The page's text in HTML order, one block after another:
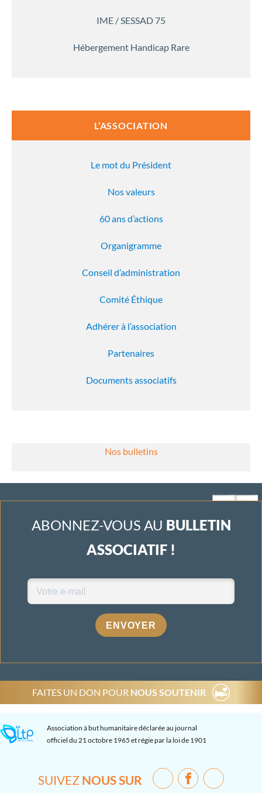
IME / SESSAD 75
Hébergement Handicap Rare
L’ASSOCIATION
Le mot du Président
Nos valeurs
60 ans d’actions
Organigramme
Conseil d’administration
Comité Éthique
Adhérer à l’association
Partenaires
Documents associatifs
Nos bulletins
ABONNEZ-VOUS AU BULLETIN
ASSOCIATIF !
ENVOYER
FAITES UN DON POUR NOUS SOUTENIR
Association à but humanitaire déclarée au journal
officiel du 21 octobre 1965 et régie par la loi de 1901
SUIVEZ NOUS SUR